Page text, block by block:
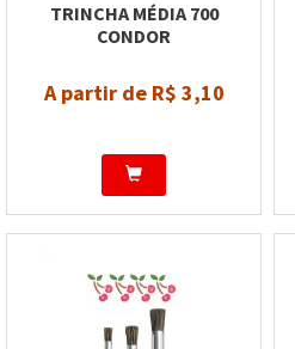
TRINCHA MÉDIA 700
CONDOR
A partir de R$ 3,10